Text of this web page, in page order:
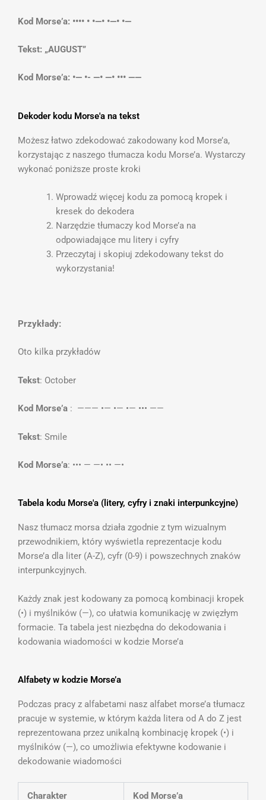
Kod Morse’a: •••• • •—• •—• •—
Tekst: „AUGUST”
Kod Morse’a: •— •- —• —• ••• ——
Dekoder kodu Morse'a na tekst
Możesz łatwo zdekodować zakodowany kod Morse’a,
korzystając z naszego tłumacza kodu Morse’a. Wystarczy
wykonać poniższe proste kroki
Wprowadź więcej kodu za pomocą kropek i
kresek do dekodera
Narzędzie tłumaczy kod Morse’a na
odpowiadające mu litery i cyfry
Przeczytaj i skopiuj zdekodowany tekst do
wykorzystania!
Przykłady:
Oto kilka przykładów
Tekst: October
Kod Morse’a : ——— •— •— •— ••• ——
Tekst: Smile
Kod Morse’a: ••• — —• •• —•
Tabela kodu Morse'a (litery, cyfry i znaki interpunkcyjne)
Nasz tłumacz morsa działa zgodnie z tym wizualnym
przewodnikiem, który wyświetla reprezentacje kodu
Morse’a dla liter (A-Z), cyfr (0-9) i powszechnych znaków
interpunkcyjnych.
Każdy znak jest kodowany za pomocą kombinacji kropek
(•) i myślników (—), co ułatwia komunikację w zwięzłym
formacie. Ta tabela jest niezbędna do dekodowania i
kodowania wiadomości w kodzie Morse’a
Alfabety w kodzie Morse’a
Podczas pracy z alfabetami nasz alfabet morse’a tłumacz
pracuje w systemie, w którym każda litera od A do Z jest
reprezentowana przez unikalną kombinację kropek (•) i
myślników (—), co umożliwia efektywne kodowanie i
dekodowanie wiadomości
Charakter Kod Morse’a